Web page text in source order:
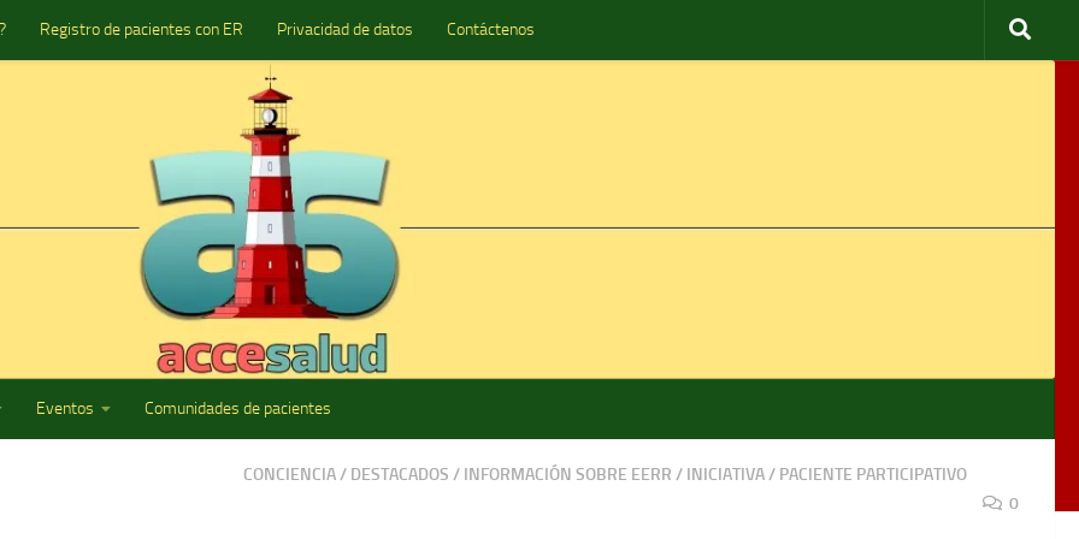
Registro de pacientes con ER Privacidad de datos Contáctenos
Eventos Comunidades de pacientes
CONCIENCIA/ DESTACADOS / INFORMACIÓN SOBRE EERR / INICIATIVA/ PACIENTE PARTICIPATIVO
0